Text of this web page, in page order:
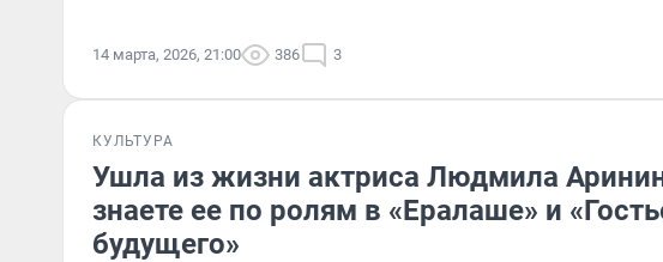
14 марта, 2026, 21:00 386 3
КУЛЬТУРА
Ушла из жизни актриса Людмила
знаете ее по ролям в «Ералаше» и
будущего»